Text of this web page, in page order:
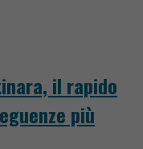
il rapido
più